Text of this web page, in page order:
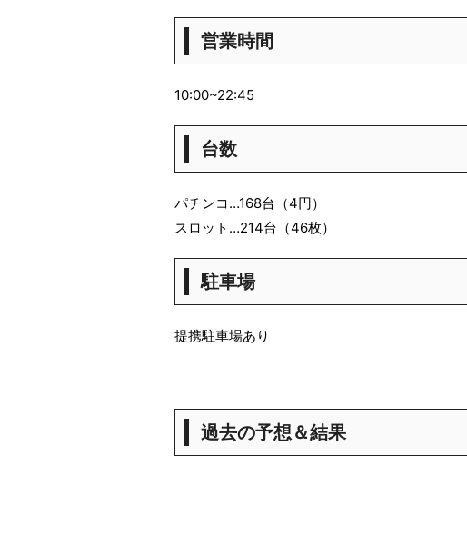
営業時間
10:00~22:45
台数
パチンコ…168台（4円）
スロット…214台（46枚）
駐車場
提携駐車場あり
過去の予想＆結果